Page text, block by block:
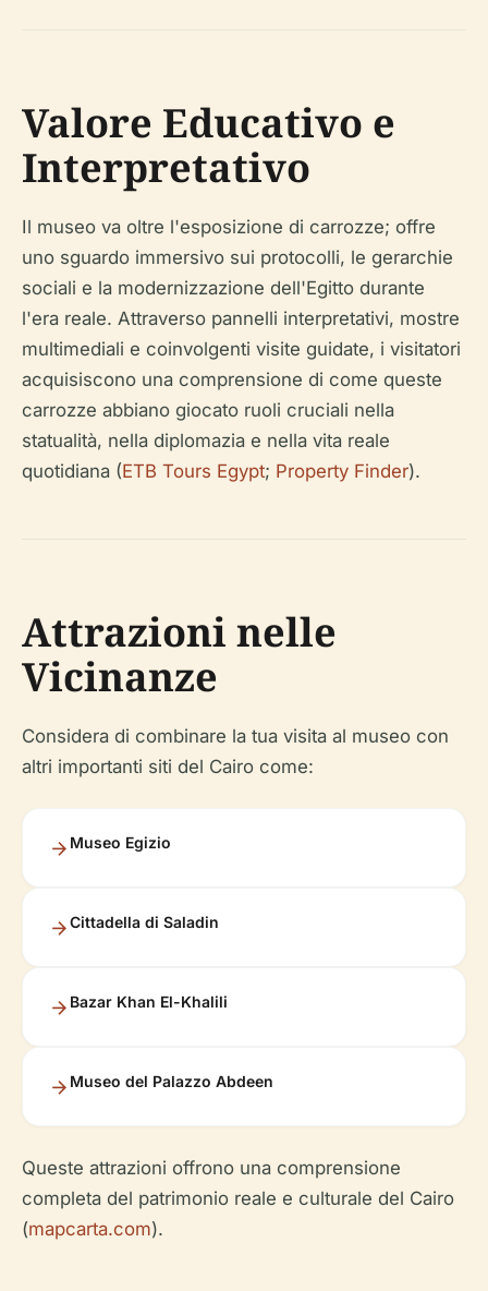
Valore Educativo e
Interpretativo
Il museo va oltre l'esposizione di carrozze; offre
uno sguardo immersivo sui protocolli, le gerarchie
sociali e la modernizzazione dell'Egitto durante
l'era reale. Attraverso pannelli interpretativi, mostre
multimediali e coinvolgenti visite guidate, i visitatori
acquisiscono una comprensione di come queste
carrozze abbiano giocato ruoli cruciali nella
statualità, nella diplomazia e nella vita reale
quotidiana (ETB Tours Egypt; Property Finder).
Attrazioni nelle
Vicinanze
Considera di combinare la tua visita al museo con
altri importanti siti del Cairo come:
Museo Egizio
Cittadella di Saladin
Bazar Khan El-Khalili
Museo del Palazzo Abdeen
Queste attrazioni offrono una comprensione
completa del patrimonio reale e culturale del Cairo
(mapcarta.com).